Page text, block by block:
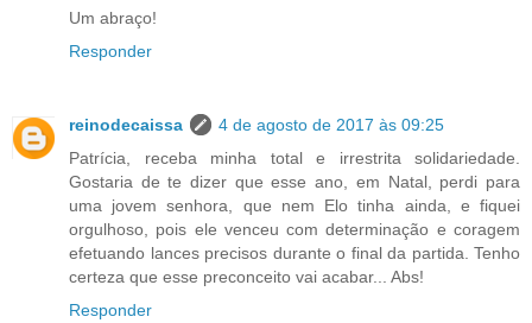
Um abraço!
Responder
reinodecaissa
4 de agosto de 2017 às 09:25
Patrícia, receba minha total e irrestrita solidariedade.
Gostaria de te dizer que esse ano, em Natal, perdi para
uma jovem senhora, que nem Elo tinha ainda, e fiquei
orgulhoso, pois ele venceu com determinação e coragem
efetuando lances precisos durante o final da partida. Tenho
certeza que esse preconceito vai acabar... Abs!
Responder